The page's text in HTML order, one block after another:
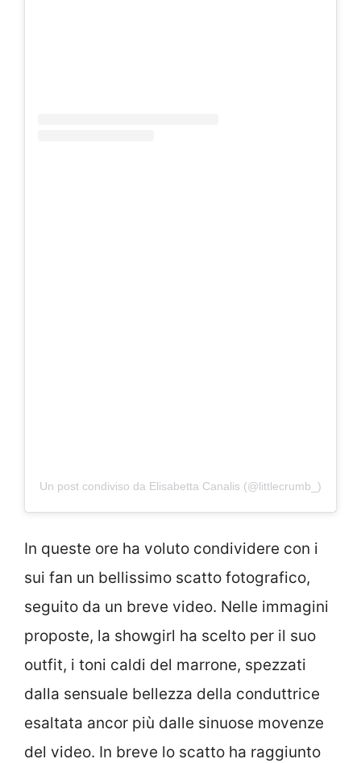
Un post condiviso da Elisabetta Canalis (@littlecrumb_)
In queste ore ha voluto condividere con i
sui fan un bellissimo scatto fotografico,
seguito da un breve video. Nelle immagini
proposte, la showgirl ha scelto per il suo
outfit, i toni caldi del marrone, spezzati
dalla sensuale bellezza della conduttrice
esaltata ancor più dalle sinuose movenze
del video. In breve lo scatto ha raggiunto